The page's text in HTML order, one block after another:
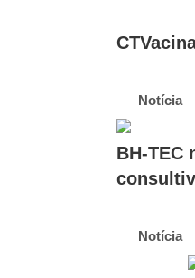
Notícia
BH-TEC
Notícia